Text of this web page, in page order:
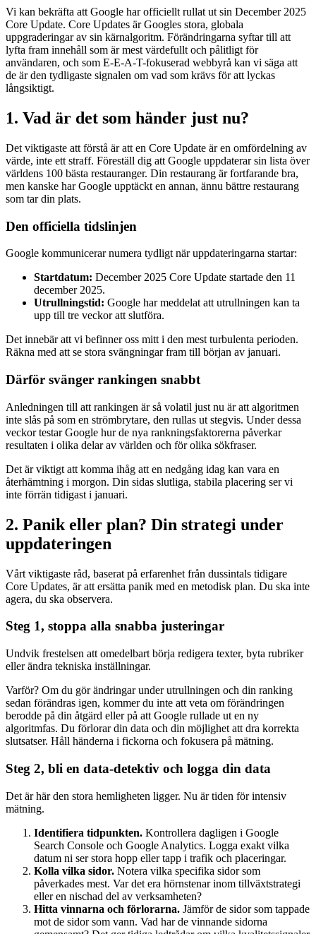
Vi kan bekräfta att Google har officiellt rullat ut sin December 2025
Core Update. Core Updates är Googles stora, globala
uppgraderingar av sin kärnalgoritm. Förändringarna syftar till att
lyfta fram innehåll som är mest värdefullt och pålitligt för
användaren, och som E-E-A-T-fokuserad webbyrå kan vi säga att
de är den tydligaste signalen om vad som krävs för att lyckas
långsiktigt.
1. Vad är det som händer just nu?
Det viktigaste att förstå är att en Core Update är en omfördelning av
värde, inte ett straff. Föreställ dig att Google uppdaterar sin lista över
världens 100 bästa restauranger. Din restaurang är fortfarande bra,
men kanske har Google upptäckt en annan, ännu bättre restaurang
som tar din plats.
Den officiella tidslinjen
Google kommunicerar numera tydligt när uppdateringarna startar:
Startdatum: December 2025 Core Update startade den 11
december 2025.
Utrullningstid: Google har meddelat att utrullningen kan ta
upp till tre veckor att slutföra.
Det innebär att vi befinner oss mitt i den mest turbulenta perioden.
Räkna med att se stora svängningar fram till början av januari.
Därför svänger rankingen snabbt
Anledningen till att rankingen är så volatil just nu är att algoritmen
inte slås på som en strömbrytare, den rullas ut stegvis. Under dessa
veckor testar Google hur de nya rankningsfaktorerna påverkar
resultaten i olika delar av världen och för olika sökfraser.
Det är viktigt att komma ihåg att en nedgång idag kan vara en
återhämtning i morgon. Din sidas slutliga, stabila placering ser vi
inte förrän tidigast i januari.
2. Panik eller plan? Din strategi under
uppdateringen
Vårt viktigaste råd, baserat på erfarenhet från dussintals tidigare
Core Updates, är att ersätta panik med en metodisk plan. Du ska inte
agera, du ska observera.
Steg 1, stoppa alla snabba justeringar
Undvik frestelsen att omedelbart börja redigera texter, byta rubriker
eller ändra tekniska inställningar.
Varför? Om du gör ändringar under utrullningen och din ranking
sedan förändras igen, kommer du inte att veta om förändringen
berodde på din åtgärd eller på att Google rullade ut en ny
algoritmfas. Du förlorar din data och din möjlighet att dra korrekta
slutsatser. Håll händerna i fickorna och fokusera på mätning.
Steg 2, bli en data-detektiv och logga din data
Det är här den stora hemligheten ligger. Nu är tiden för intensiv
mätning.
Identifiera tidpunkten. Kontrollera dagligen i Google
Search Console och Google Analytics. Logga exakt vilka
datum ni ser stora hopp eller tapp i trafik och placeringar.
Kolla vilka sidor. Notera vilka specifika sidor som
påverkades mest. Var det era hörnstenar inom tillväxtstrategi
eller en nischad del av verksamheten?
Hitta vinnarna och förlorarna. Jämför de sidor som tappade
mot de sidor som vann. Vad har de vinnande sidorna